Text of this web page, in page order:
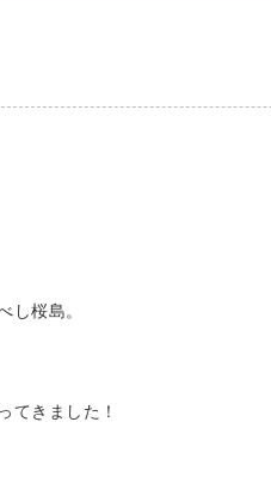
し桜島。
てきました！